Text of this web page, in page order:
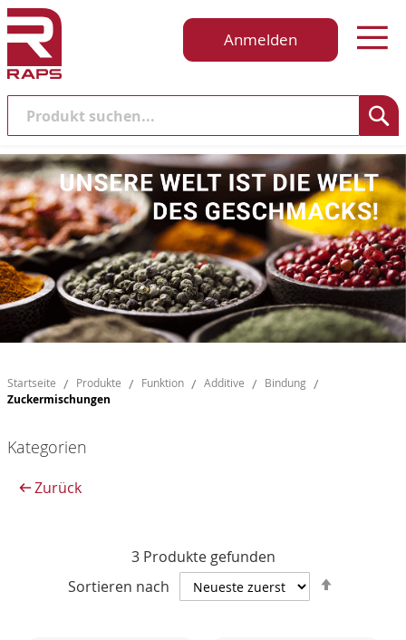
Anmelden
Suche
Startseite Produkte Funktion Additive Bindung
Zuckermischungen
3Produkte gefunden
Sortieren nach
Kategorien
Zurück